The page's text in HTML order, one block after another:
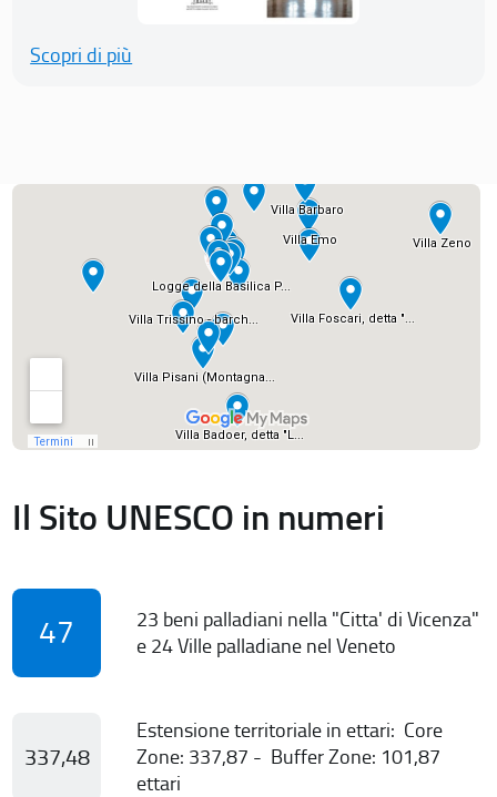
Scopri di più
Il Sito UNESCO in numeri
47
23 beni palladiani nella "Citta' di Vicenza"
e 24 Ville palladiane nel Veneto
337,48
Estensione territoriale in ettari: Core
Zone: 337,87 - Buffer Zone: 101,87
ettari